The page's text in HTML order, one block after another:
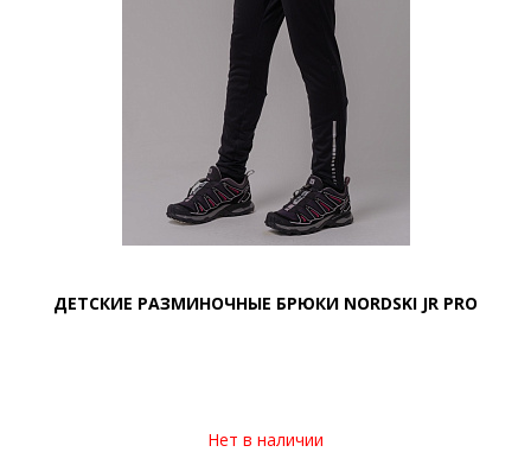
ДЕТСКИЕ РАЗМИНОЧНЫЕ БРЮКИ NORDSKI JR PRO
Нет в наличии